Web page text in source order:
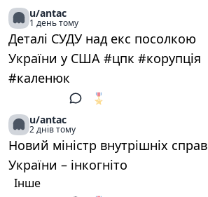
u/antac
1 день тому
Деталі СУДУ над екс посолкою
України у США #цпк #корупція
#каленюк
🎖️
u/antac
2 днів тому
Новий міністр внутрішніх справ
України – інкогніто
Інше